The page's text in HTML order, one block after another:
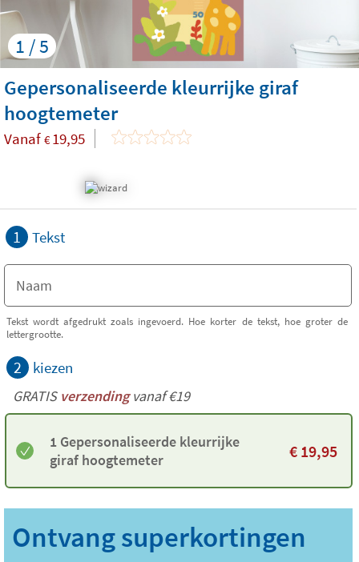
1 / 5
Gepersonaliseerde kleurrijke giraf
hoogtemeter
Vanaf € 19,95
1 Tekst
Tekst wordt afgedrukt zoals ingevoerd. Hoe korter de tekst, hoe groter de
lettergrootte.
2 kiezen
GRATISverzendingvanaf €19
1 Gepersonaliseerde kleurrijke
giraf hoogtemeter
€ 19,95